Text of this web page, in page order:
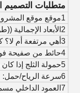
متطلبات التصميم
1موقع موقع المشروع:
2الأبعاد الإجمالية ((طول*عرض*ارتفاع الجسم في أمتار):
3أهي مرتفعة أم لا؟ كم كيلوغرام من الحمولة لكل متر مربع على مرتفعة؟
4حائط من صفيحة فولاذية ذات طبقة واحدة أو حائط لوحة ساندويتش:
5حمولة الثلج إذا كان ذلك مناسباً:
6سرعة الرياح/حمل:
7العمود الداخلي مسموح به أم لا: